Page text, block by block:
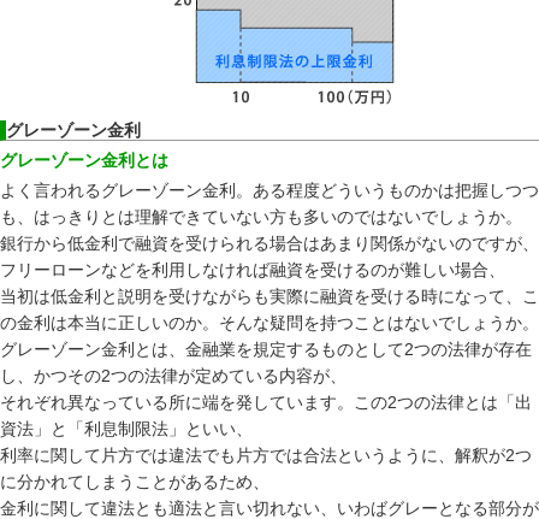
グレーゾーン金利
グレーゾーン金利とは
よく言われるグレーゾーン金利。ある程度どういうものかは把握しつつ
も、はっきりとは理解できていない方も多いのではないでしょうか。
銀行から低金利で融資を受けられる場合はあまり関係がないのですが、
フリーローンなどを利用しなければ融資を受けるのが難しい場合、
当初は低金利と説明を受けながらも実際に融資を受ける時になって、こ
の金利は本当に正しいのか。そんな疑問を持つことはないでしょうか。
グレーゾーン金利とは、金融業を規定するものとして2つの法律が存在
し、かつその2つの法律が定めている内容が、
それぞれ異なっている所に端を発しています。この2つの法律とは「出
資法」と「利息制限法」といい、
利率に関して片方では違法でも片方では合法というように、解釈が2つ
に分かれてしまうことがあるため、
金利に関して違法とも適法と言い切れない、いわばグレーとなる部分が